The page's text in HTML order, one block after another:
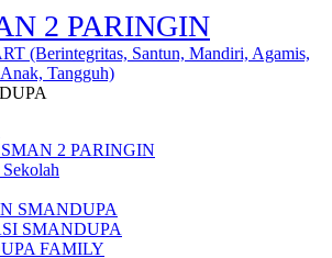
2 PARINGIN
(Berintegritas, Santun, Mandiri, Agamis,
Tangguh)
2 PARINGIN
SMANDUPA
SMANDUPA
FAMILY